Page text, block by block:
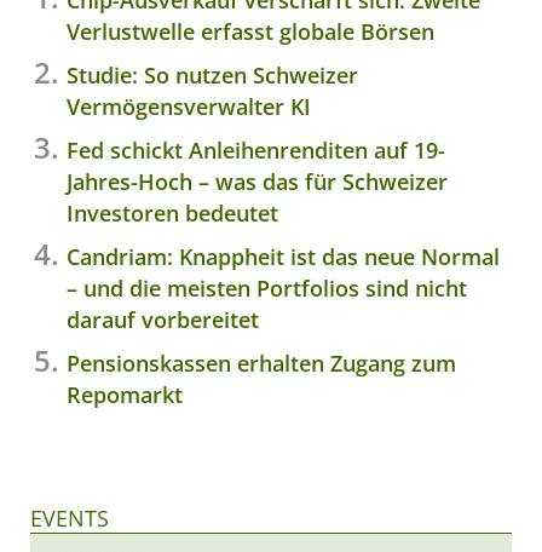
Verlustwelle erfasst globale Börsen
Studie: So nutzen Schweizer
Vermögensverwalter KI
Fed schickt Anleihenrenditen auf 19-
Jahres-Hoch – was das für Schweizer
Investoren bedeutet
Candriam: Knappheit ist das neue Normal
– und die meisten Portfolios sind nicht
darauf vorbereitet
Pensionskassen erhalten Zugang zum
Repomarkt
EVENTS